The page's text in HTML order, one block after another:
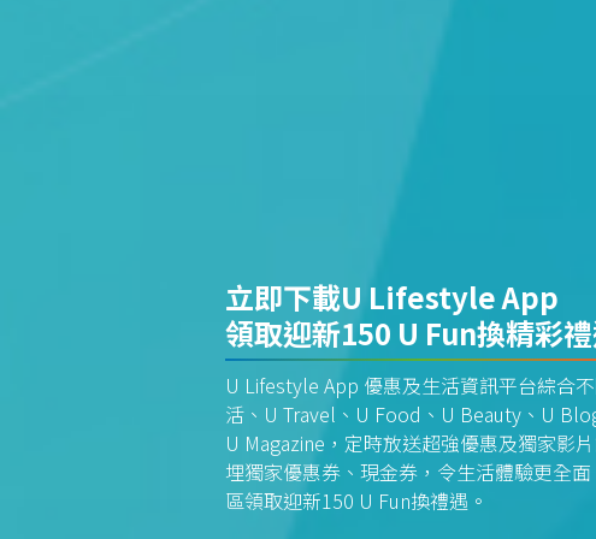
立即下載U Lifestyle App
領取迎新150 U Fun換精彩禮
U Lifestyle App 優惠及生活資訊平台綜合
活、U Travel、U Food、U Beauty、U
U Magazine，定時放送超強優惠及獨家影
埋獨家優惠券、現金券，令生活體驗更全
區領取迎新150 U Fun換禮遇。